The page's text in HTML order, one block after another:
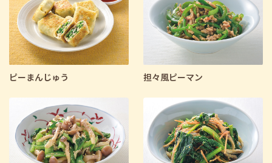
ピーまんじゅう 担々風ピーマン